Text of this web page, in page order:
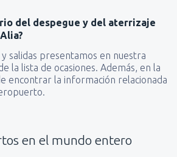
del despegue y del aterrizaje
salidas presentamos en nuestra
la lista de ocasiones. Además, en la
encontrar la información relacionada
en el mundo entero